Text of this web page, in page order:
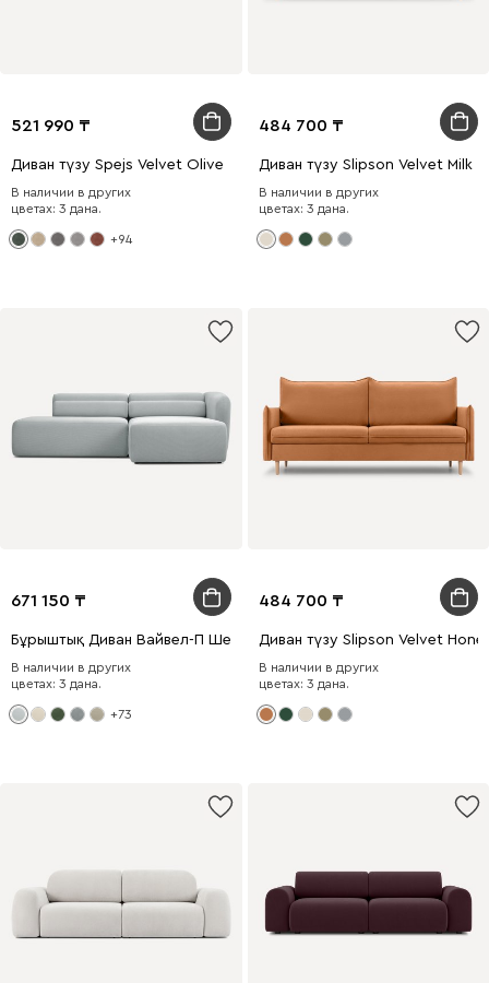
521 990
Диван түзу Spejs Velvet Olive
В наличии в других
цветах: 3 дана.
+94
484 700
Диван түзу Slipson Velvet Milk
В наличии в других
цветах: 3 дана.
671 150
Бұрыштық Диван Вайвел-П Шенилл Светло-серый
В наличии в других
цветах: 3 дана.
+73
484 700
Диван түзу Slipson Velvet
В наличии в других
цветах: 3 дана.